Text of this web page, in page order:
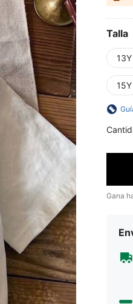
Talla
Gana